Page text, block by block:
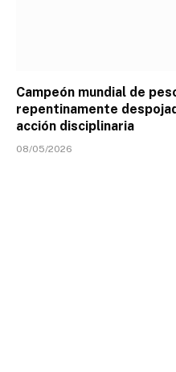
Campeón mundial de
repentinamente
acción disciplinaria
08/05/2026